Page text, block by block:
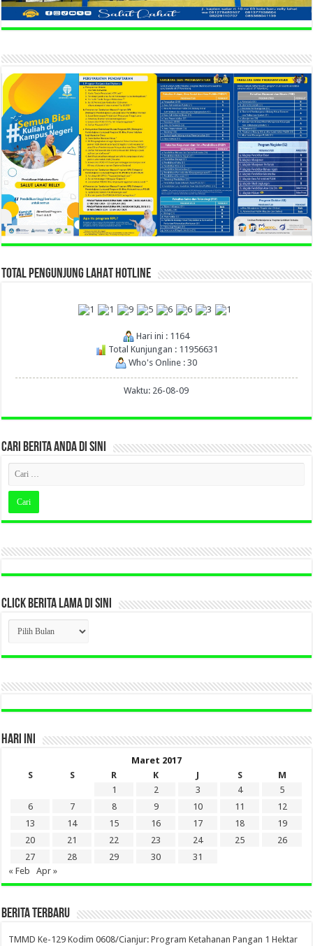
TOTAL PENGUNJUNG LAHAT HOTLINE
Hari ini : 1164
Total Kunjungan : 11956631
Who's Online : 30
Waktu: 26-08-09
CARI BERITA ANDA DI SINI
CLICK BERITA LAMA DI SINI
CLICK
BERITA
LAMA
DI
HARI INI
Maret 2017
S
S R K J S
M
1
2 3 4
5
6
7 8 9 10 11
12
13
14 15 16 17 18
19
20
21 22 23 24 25
26
27
28 29 30
31
« Feb
Apr »
BERITA TERBARU
TMMD Ke-129 Kodim 0608/Cianjur: Program Ketahanan Pangan 1 Hektar